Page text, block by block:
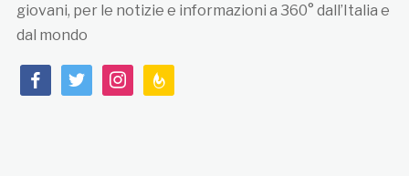
giovani, per le notizie e informazioni a 360° dall’Italia e
dal mondo
facebooktwitterinstagramfeedburner